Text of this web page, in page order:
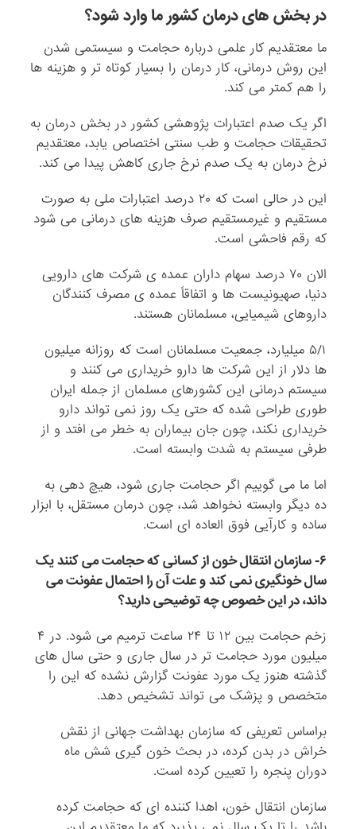
در بخش های درمان کشور ما وارد شود؟
ما معتقدیم کار علمی درباره حجامت و سیستمی شدن
این روش درمانی، کار درمان را بسیار کوتاه تر و هزینه ها
را هم کمتر می کند.
اگر یک صدم اعتبارات پژوهشی کشور در بخش درمان به
تحقیقات حجامت و طب سنتی اختصاص یابد، معتقدیم
نرخ درمان به یک صدم نرخ جاری کاهش پیدا می کند.
این در حالی است که ۲۰ درصد اعتبارات ملی به صورت
مستقیم و غیرمستقیم صرف هزینه های درمانی می شود
که رقم فاحشی است.
الان ۷۰ درصد سهام داران عمده ی شرکت های دارویی
دنیا، صهیونیست ها و اتفاقاً عمده ی مصرف کنندگان
داروهای شیمیایی، مسلمانان هستند.
۵/۱ میلیارد، جمعیت مسلمانان است که روزانه میلیون
ها دلار از این شرکت ها دارو خریداری می کنند و
سیستم درمانی این کشورهای مسلمان از جمله ایران
طوری طراحی شده که حتی یک روز نمی تواند دارو
خریداری نکند، چون جان بیماران به خطر می افتد و از
طرفی سیستم به شدت وابسته است.
اما ما می گوییم اگر حجامت جاری شود، هیچ دهی به
ده دیگر وابسته نخواهد شد، چون درمان مستقل، با ابزار
ساده و کارآیی فوق العاده ای است.
۶- سازمان انتقال خون از کسانی که حجامت می کنند یک
سال خونگیری نمی کند و علت آن را احتمال عفونت می
داند، در این خصوص چه توضیحی دارید؟
زخم حجامت بین ۱۲ تا ۲۴ ساعت ترمیم می شود. در ۴
میلیون مورد حجامت تر در سال جاری و حتی سال های
گذشته هنوز یک مورد عفونت گزارش نشده که این را
متخصص و پزشک می تواند تشخیص دهد.
براساس تعریفی که سازمان بهداشت جهانی از نقش
خراش در بدن کرده، در بحث خون گیری شش ماه
دوران پنجره را تعیین کرده است.
سازمان انتقال خون، اهدا کننده ای که حجامت کرده